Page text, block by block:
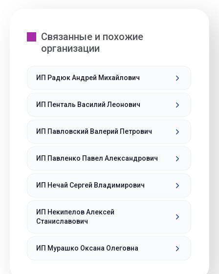
Связанные и похожие
организации
ИП Радюк Андрей Михайлович
ИП Пенталь Василий Леонович
ИП Павловский Валерий Петрович
ИП Павленко Павел Александрович
ИП Нечай Сергей Владимирович
ИП Некипелов Алексей
Станиславович
ИП Мурашко Оксана Олеговна